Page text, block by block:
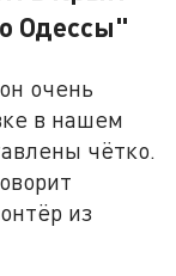
Одессы"
очень
в нашем
чётко.
из